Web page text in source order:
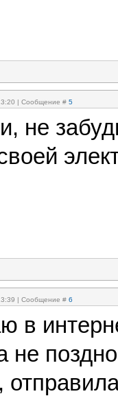
| Сообщение # 5
не
| Сообщение # 6
в
не